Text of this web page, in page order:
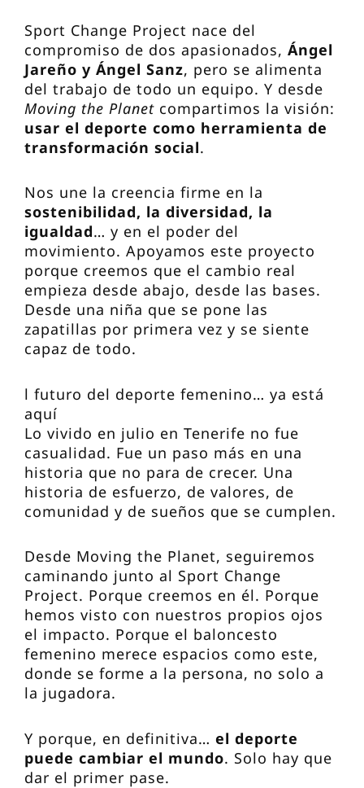
Sport Change Project nace del
compromiso de dos apasionados, Ángel
Jareño y Ángel Sanz, pero se alimenta
del trabajo de todo un equipo. Y desde
Moving the Planet compartimos la visión:
usar el deporte como herramienta de
transformación social.
Nos une la creencia firme en la
sostenibilidad, la diversidad, la
igualdad… y en el poder del
movimiento. Apoyamos este proyecto
porque creemos que el cambio real
empieza desde abajo, desde las bases.
Desde una niña que se pone las
zapatillas por primera vez y se siente
capaz de todo.
l futuro del deporte femenino… ya está
aquí
Lo vivido en julio en Tenerife no fue
casualidad. Fue un paso más en una
historia que no para de crecer. Una
historia de esfuerzo, de valores, de
comunidad y de sueños que se cumplen.
Desde Moving the Planet, seguiremos
caminando junto al Sport Change
Project. Porque creemos en él. Porque
hemos visto con nuestros propios ojos
el impacto. Porque el baloncesto
femenino merece espacios como este,
donde se forme a la persona, no solo a
la jugadora.
Y porque, en definitiva… el deporte
puede cambiar el mundo. Solo hay que
dar el primer pase.